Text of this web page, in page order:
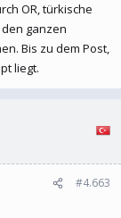
OR, türkische
ganzen
Bis zu dem Post,
liegt.
#4.663